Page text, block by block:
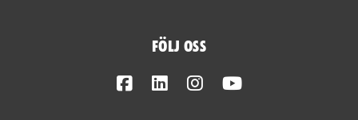
Följ oss
FacebookLinkedInInstagram